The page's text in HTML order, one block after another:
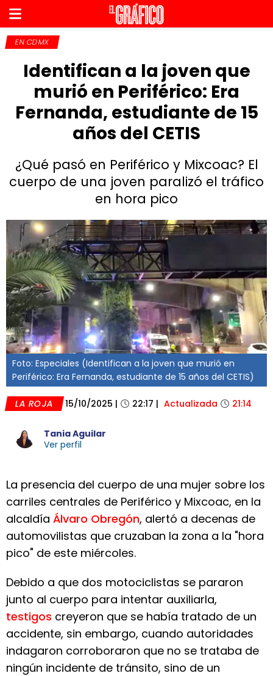
EN CDMX
Identifican a la joven que
murió en Periférico: Era
Fernanda, estudiante de 15
años del CETIS
¿Qué pasó en Periférico y Mixcoac? El
cuerpo de una joven paralizó el tráfico
en hora pico
Foto: Especiales (Identifican a la joven que murió en
Periférico: Era Fernanda, estudiante de 15 años del CETIS)
LA ROJA 15/10/2025 | 22:17 | Actualizada 21:14
Tania Aguilar
Ver perfil
La presencia del cuerpo de una mujer sobre los
carriles centrales de Periférico y Mixcoac, en la
alcaldía Álvaro Obregón, alertó a decenas de
automovilistas que cruzaban la zona a la "hora
pico" de este miércoles.
Debido a que dos motociclistas se pararon
junto al cuerpo para intentar auxiliarla,
testigos creyeron que se había tratado de un
accidente, sin embargo, cuando autoridades
indagaron corroboraron que no se trataba de
ningún incidente de tránsito, sino de un